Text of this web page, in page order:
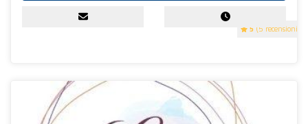
5 (5 recensioni)